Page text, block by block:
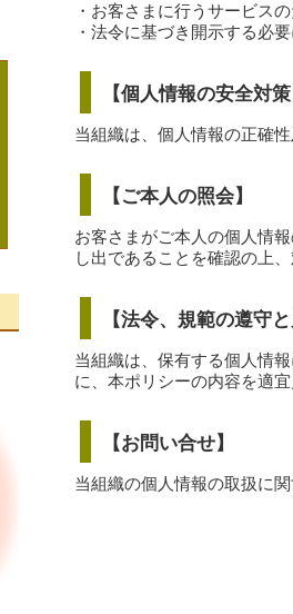
・お客さまに行うサービス
・法令に基づき開示する必
【個人情報の安全対策
当組織は、個人情報の正確
【ご本人の照会】
お客さまがご本人の個人情
し出であることを確認の上
【法令、規範の遵守と
当組織は、保有する個人情
に、本ポリシーの内容を適
【お問い合せ】
当組織の個人情報の取扱に